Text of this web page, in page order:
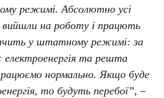
режимі. Абсолютно усі
вийшли на роботу і працють
у штатному режимі: за
електроенергія та решта
нормально. Якщо буде
то будуть перебої”, –